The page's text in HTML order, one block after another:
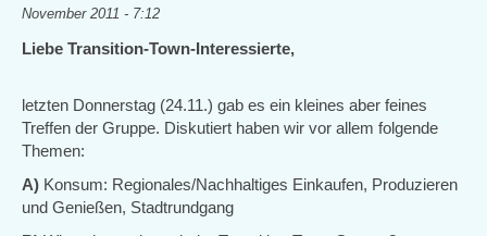
November 2011 - 7:12
Liebe Transition-Town-Interessierte,
letzten Donnerstag (24.11.) gab es ein kleines aber feines
Treffen der Gruppe. Diskutiert haben wir vor allem folgende
Themen:
A) Konsum: Regionales/Nachhaltiges Einkaufen, Produzieren
und Genießen, Stadtrundgang